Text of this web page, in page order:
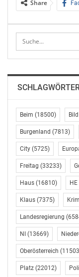
Folge den oder
Die neuen
Kasza (BS, BS
Mandaten sind
Bundeslandes.
Des Weiteren
sensationellen
LSV-Mandaten
Kärnten sind
Judith Zedrosser
Alexander König
In Tirol wurde an
Sieg gefeiert. Die
KORG
Share
Beim (18500) Bild
Burgenland (7813)
City (5725)
Freitag (33233)
Haus (16810) HE
Klaus (7375)
Landesregierung
NI (13669)
Oberösterreich
Platz (22012)